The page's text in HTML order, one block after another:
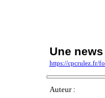
Une
https://cpcrulez.fr/
Auteur :